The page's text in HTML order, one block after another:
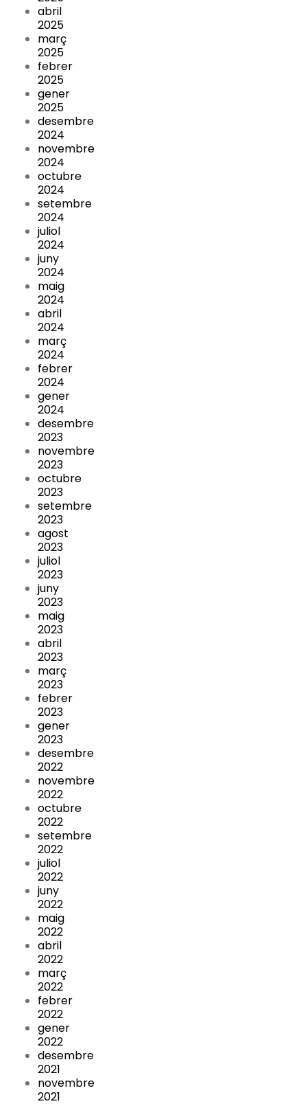
abril
2025
març
2025
febrer
2025
gener
2025
desembre
2024
novembre
2024
octubre
2024
setembre
2024
juliol
2024
juny
2024
maig
2024
abril
2024
març
2024
febrer
2024
gener
2024
desembre
2023
novembre
2023
octubre
2023
setembre
2023
agost
2023
juliol
2023
juny
2023
maig
2023
abril
2023
març
2023
febrer
2023
gener
2023
desembre
2022
novembre
2022
octubre
2022
setembre
2022
juliol
2022
juny
2022
maig
2022
abril
2022
març
2022
febrer
2022
gener
2022
desembre
2021
novembre
2021